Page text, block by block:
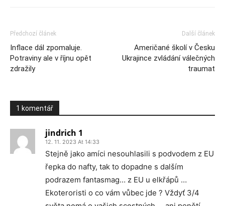
Předchozí článek
Inflace dál zpomaluje.
Potraviny ale v říjnu opět
zdražily
Další článek
Američané školí v Česku
Ukrajince zvládání válečných
traumat
1 komentář
jindrich 1
12. 11. 2023 At 14:33
Stejně jako amíci nesouhlasili s podvodem z EU
řepka do nafty, tak to dopadne s dalším
podrazem fantasmag… z EU u elkřápů …
Ekoteroristi o co vám vůbec jde ? Vždyť 3/4